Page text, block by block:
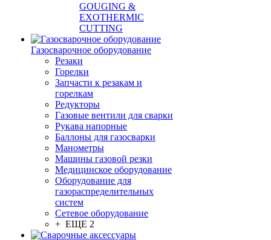
GOUGING &
EXOTHERMIC
CUTTING
Газосварочное оборудование
Резаки
Горелки
Запчасти к резакам и
горелкам
Редукторы
Газовые вентили для сварки
Рукава напорные
Баллоны для газосварки
Манометры
Машины газовой резки
Медицинское оборудование
Оборудование для
газораспределительных
систем
Сетевое оборудование
+ ЕЩЕ 2